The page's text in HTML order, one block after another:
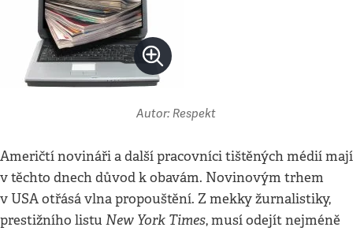
Autor: Respekt
Američtí novináři a další pracovníci tištěných médií mají
v těchto dnech důvod k obavám. Novinovým trhem
v USA otřásá vlna propouštění. Z mekky žurnalistiky,
prestižního listu New York Times, musí odejít nejméně